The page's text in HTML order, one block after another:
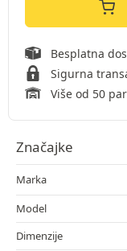
Besplatna
Sigurna
Više od 50
Značajke
Marka
Model
Dimenzije